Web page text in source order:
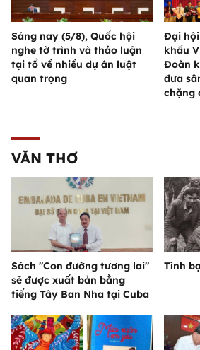
Sáng nay (5/8), Quốc hội
nghe tờ trình và thảo luận
tại tổ về nhiều dự án luật
quan trọng
Đại hội
khấu
Đoàn
đưa
chặng
VĂN THƠ
Sách "Con đường tương lai"
sẽ được xuất bản bằng
tiếng Tây Ban Nha tại Cuba
Tình